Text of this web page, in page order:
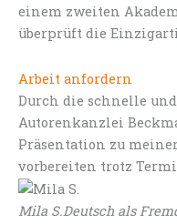
einem zweiten
überprüft die
Arbeit anfordern
Durch die schnelle
Autorenkanzlei
Präsentation zu
vorbereiten trotz
Mila S.Deutsch als